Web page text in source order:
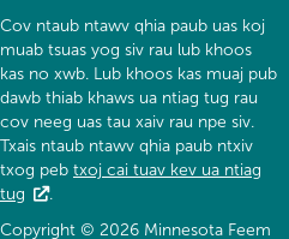
Cov ntaub ntawv qhia paub uas koj
muab tsuas yog siv rau lub khoos
kas no xwb. Lub khoos kas muaj pub
dawb thiab khaws ua ntiag tug rau
cov neeg uas tau xaiv rau npe siv.
Txais ntaub ntawv qhia paub ntxiv
txog peb txoj cai tuav kev ua ntiag
tug
.
Copyright © 2026 Minnesota Feem